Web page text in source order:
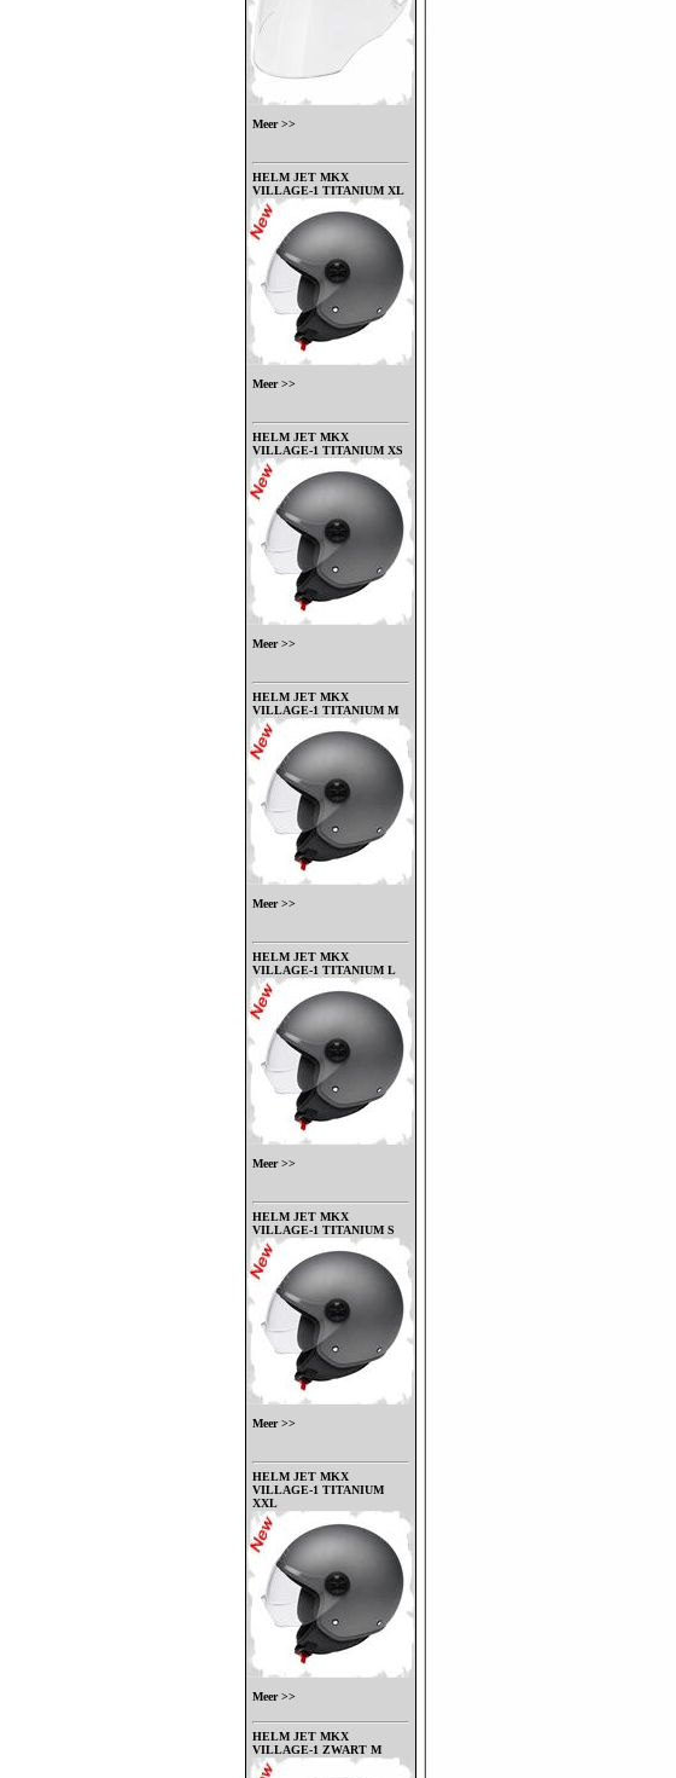
Meer >>
HELM JET MKX
VILLAGE-1 TITANIUM XL
Meer >>
HELM JET MKX
VILLAGE-1 TITANIUM XS
Meer >>
HELM JET MKX
VILLAGE-1 TITANIUM M
Meer >>
HELM JET MKX
VILLAGE-1 TITANIUM L
Meer >>
HELM JET MKX
VILLAGE-1 TITANIUM S
Meer >>
HELM JET MKX
VILLAGE-1 TITANIUM
XXL
Meer >>
HELM JET MKX
VILLAGE-1 ZWART M